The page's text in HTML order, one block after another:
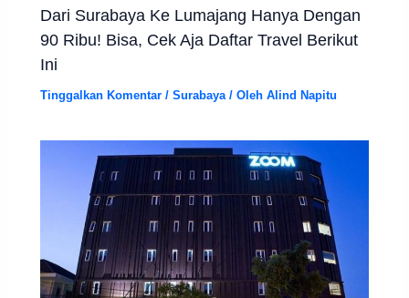
Dari Surabaya Ke Lumajang Hanya Dengan
90 Ribu! Bisa, Cek Aja Daftar Travel Berikut
Ini
Tinggalkan Komentar /Surabaya / OlehAlind Napitu